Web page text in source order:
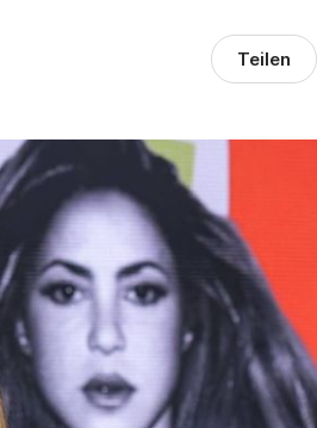
Teilen